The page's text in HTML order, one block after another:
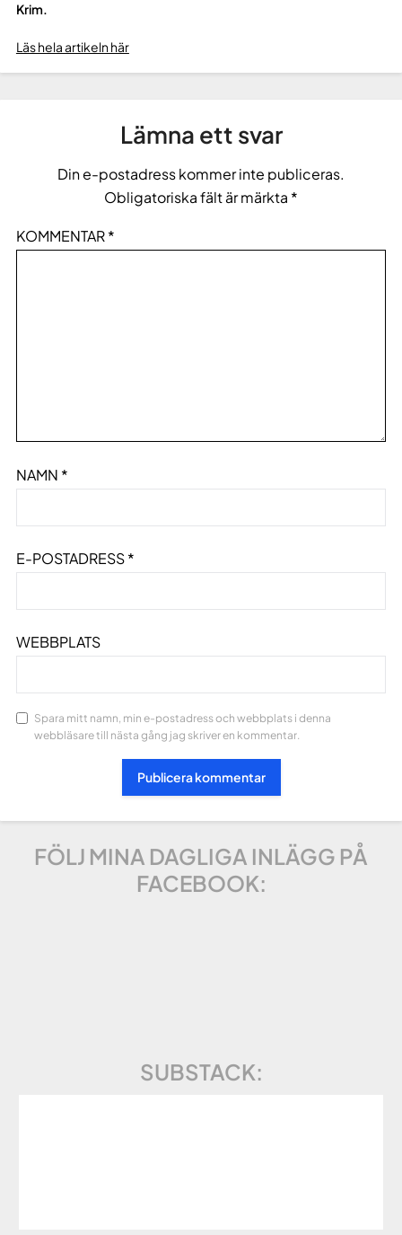
Krim.
Läs hela artikeln här
Lämna ett svar
Din e-postadress kommer inte publiceras.
Obligatoriska fält är märkta *
KOMMENTAR*
NAMN *
E-POSTADRESS*
WEBBPLATS
Spara mitt namn, min e-postadress och webbplats i denna
webbläsare till nästa gång jag skriver en kommentar.
FÖLJ MINA DAGLIGA INLÄGG PÅ
FACEBOOK:
SUBSTACK: